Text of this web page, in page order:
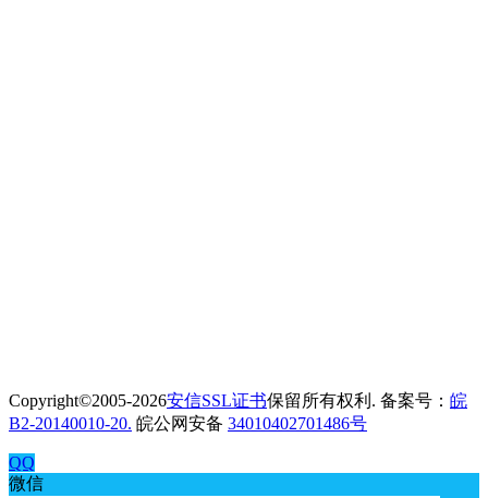
Copyright©2005-2026安信SSL证书保留所有权利. 备案号： 皖
B2-20140010-20. 皖公网安备 34010402701486号
QQ
微信